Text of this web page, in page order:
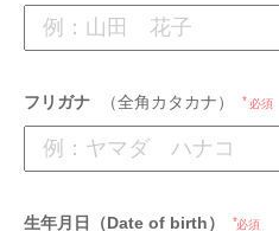
フリガナ （全角カタカナ） 必須
生年月日（Date of birth） 必須